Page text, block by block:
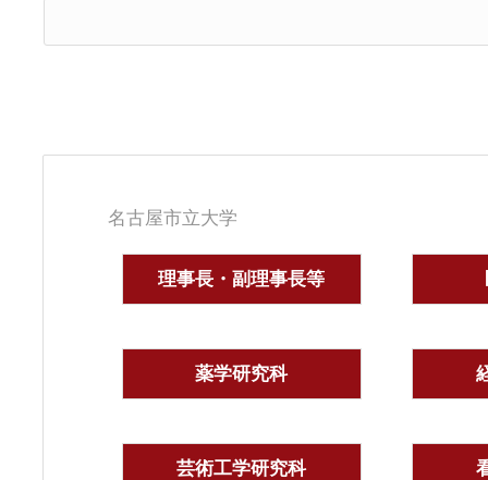
名古屋市立大学
理事長・副理事長等
薬学研究科
芸術工学研究科